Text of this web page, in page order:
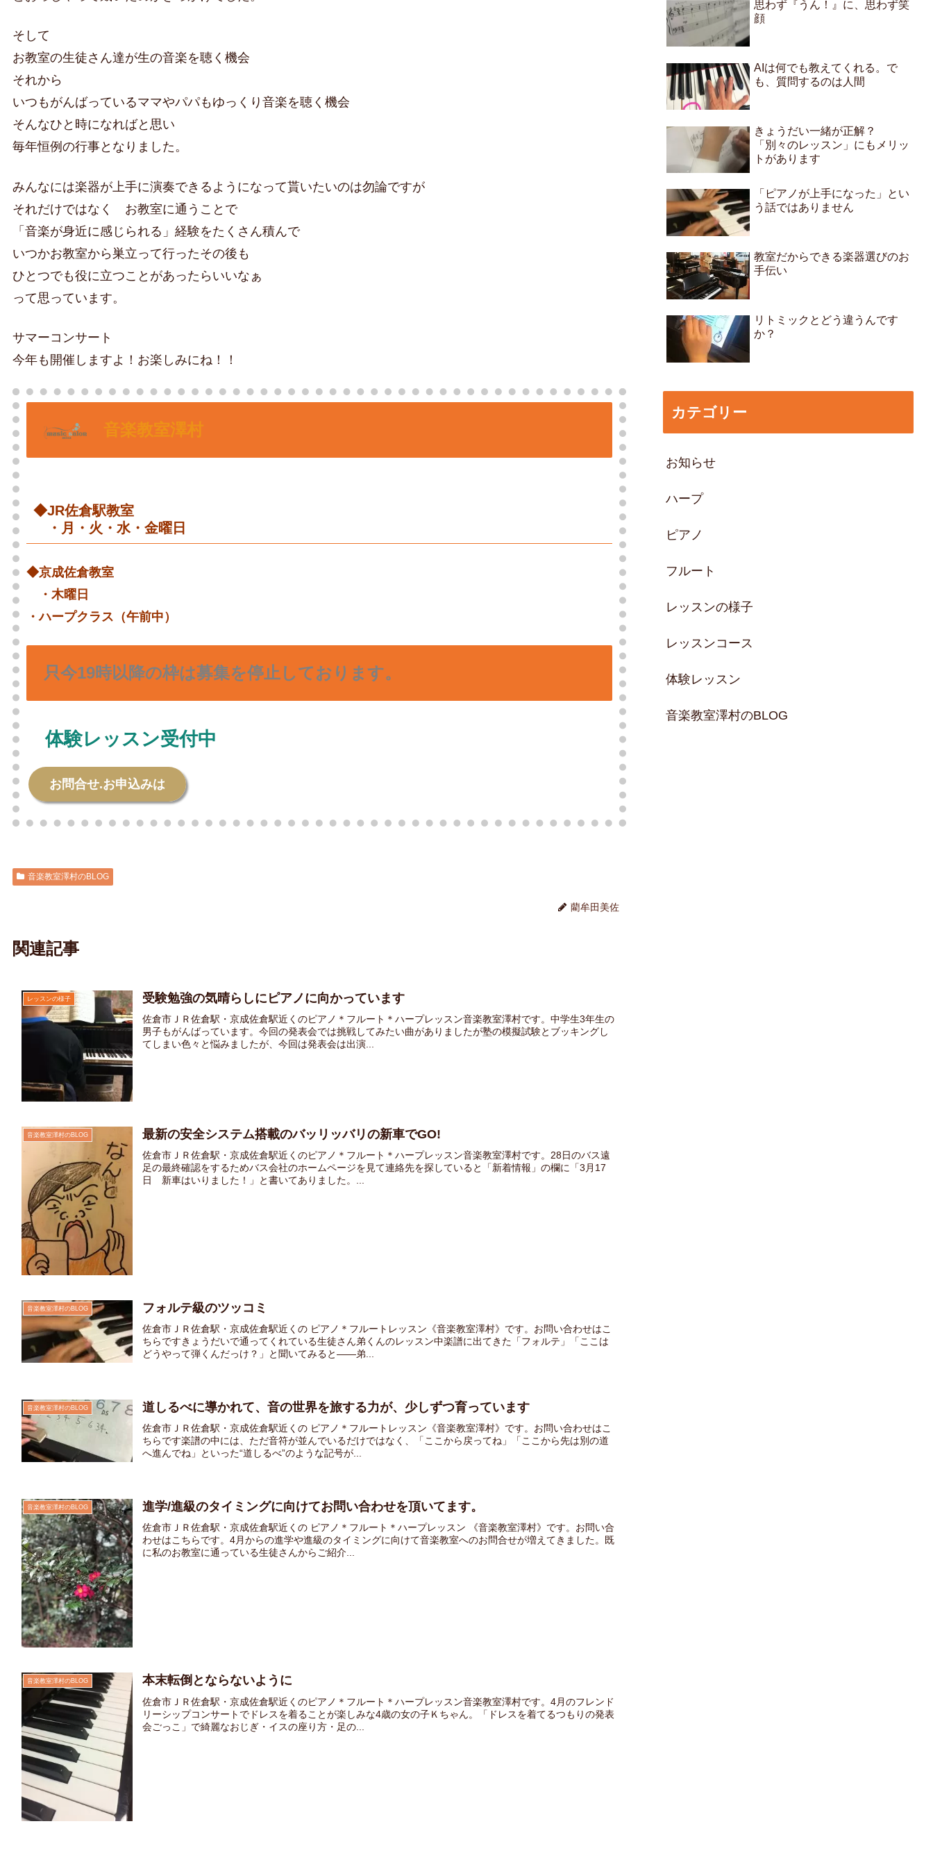
そして
お教室の生徒さん達が生の音楽を聴く機会
それから
いつもがんばっているママやパパもゆっくり音楽を聴く機会
そんなひと時になればと思い
毎年恒例の行事となりました。
みんなには楽器が上手に演奏できるようになって貰いたいのは勿論ですが
それだけではなく お教室に通うことで
「音楽が身近に感じられる」経験をたくさん積んで
いつかお教室から巣立って行ったその後も
ひとつでも役に立つことがあったらいいなぁ
って思っています。
サマーコンサート
今年も開催しますよ！お楽しみにね！！
音楽教室澤村
◆JR佐倉駅教室
・月・火・水・金曜日
◆京成佐倉教室
・木曜日
・ハープクラス（午前中）
只今19時以降の枠は募集を停止しております。
体験レッスン受付中
お問合せ.お申込みは
音楽教室澤村のBLOG
藺牟田美佐
関連記事
レッスンの様子 受験勉強の気晴らしにピアノに向かっています
佐倉市ＪＲ佐倉駅・京成佐倉駅近くのピアノ＊フルート＊ハープレッスン音楽教室澤村です。中学生3年生の
男子もがんばっています。今回の発表会では挑戦してみたい曲がありましたが塾の模擬試験とブッキングし
てしまい色々と悩みましたが、今回は発表会は出演...
音楽教室澤村のBLOG 最新の安全システム搭載のバッリッバリの新車でGO!
佐倉市ＪＲ佐倉駅・京成佐倉駅近くのピアノ＊フルート＊ハープレッスン音楽教室澤村です。28日のバス遠
足の最終確認をするためバス会社のホームページを見て連絡先を探していると「新着情報」の欄に「3月17
日 新車はいりました！」と書いてありました。...
音楽教室澤村のBLOG フォルテ級のツッコミ
佐倉市ＪＲ佐倉駅・京成佐倉駅近くの ピアノ＊フルートレッスン《音楽教室澤村》です。お問い合わせはこ
ちらですきょうだいで通ってくれている生徒さん弟くんのレッスン中楽譜に出てきた「フォルテ」「ここは
どうやって弾くんだっけ？」と聞いてみると――弟...
音楽教室澤村のBLOG 道しるべに導かれて、音の世界を旅する力が、少しずつ育っています
佐倉市ＪＲ佐倉駅・京成佐倉駅近くの ピアノ＊フルートレッスン《音楽教室澤村》です。お問い合わせはこ
ちらです楽譜の中には、ただ音符が並んでいるだけではなく、「ここから戻ってね」「ここから先は別の道
へ進んでね」といった“道しるべ”のような記号が...
音楽教室澤村のBLOG 進学/進級のタイミングに向けてお問い合わせを頂いてます。
佐倉市ＪＲ佐倉駅・京成佐倉駅近くの ピアノ＊フルート＊ハープレッスン 《音楽教室澤村》です。お問い合
わせはこちらです。4月からの進学や進級のタイミングに向けて音楽教室へのお問合せが増えてきました。既
に私のお教室に通っている生徒さんからご紹介...
音楽教室澤村のBLOG 本末転倒とならないように
佐倉市ＪＲ佐倉駅・京成佐倉駅近くのピアノ＊フルート＊ハープレッスン音楽教室澤村です。4月のフレンド
リーシップコンサートでドレスを着ることが楽しみな4歳の女の子Ｋちゃん。「ドレスを着てるつもりの発表
会ごっこ」で綺麗なおじぎ・イスの座り方・足の...
思わず『うん！』に、思わず笑
顔
AIは何でも教えてくれる。で
も、質問するのは人間
きょうだい一緒が正解？
「別々のレッスン」にもメリッ
トがあります
「ピアノが上手になった」とい
う話ではありません
教室だからできる楽器選びのお
手伝い
リトミックとどう違うんです
か？
カテゴリー
お知らせ
ハープ
ピアノ
フルート
レッスンの様子
レッスンコース
体験レッスン
音楽教室澤村のBLOG